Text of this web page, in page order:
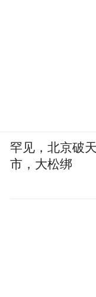
罕见，北京破
市，大松绑